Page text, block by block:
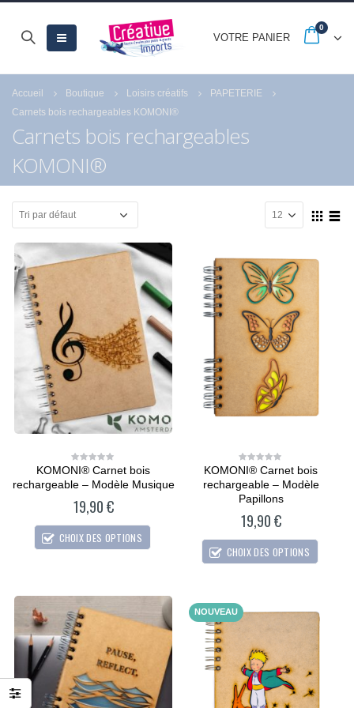
VOTRE PANIER
0
Accueil Boutique Loisirs créatifs
PAPETERIE
Carnets bois rechargeables KOMONI®
Carnets bois rechargeables
KOMONI®
0
out
of
KOMONI® Carnet bois
rechargeable – Modèle Musique
19,90€
CHOIX DES OPTIONS
0
of
5
KOMONI® Carnet bois
rechargeable – Modèle
Papillons
19,90€
CHOIX DES OPTIONS
NOUVEAU
CARTONIC® -
Modèle Chien
Maltipoo
0
out
of
36,90€
CARTONIC® -
Modèle Chien
Maltipoo
0
out
of
36,90€